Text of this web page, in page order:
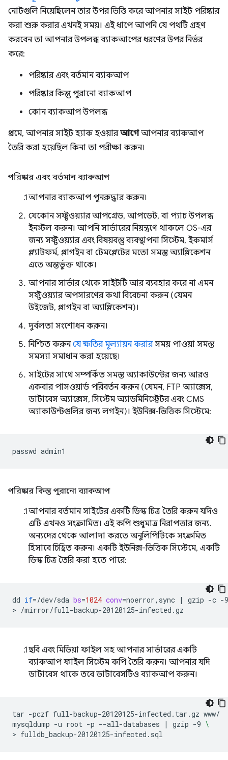
নোটগুলি নিয়েছিলেন তার উপর ভিত্তি করে আপনার সাইট পরিষ্কার
করা শুরু করার এখনই সময়। এই ধাপে আপনি যে পথটি গ্রহণ
করবেন তা আপনার উপলব্ধ ব্যাকআপের ধরণের উপর নির্ভর
করে:
পরিষ্কার এবং বর্তমান ব্যাকআপ
পরিষ্কার কিন্তু পুরানো ব্যাকআপ
কোন ব্যাকআপ উপলব্ধ
প্রথমে, আপনার সাইট হ্যাক হওয়ারআগেআপনার ব্যাকআপ
তৈরি করা হয়েছিল কিনা তা পরীক্ষা করুন।
পরিষ্কার এবং বর্তমান ব্যাকআপ
আপনার ব্যাকআপ পুনরুদ্ধার করুন।
যেকোন সফ্টওয়্যার আপগ্রেড, আপডেট, বা প্যাচ উপলব্ধ
ইনস্টল করুন। আপনি সার্ভারের নিয়ন্ত্রণে থাকলে OS-এর
জন্য সফ্টওয়্যার এবং বিষয়বস্তু ব্যবস্থাপনা সিস্টেম, ইকমার্স
প্ল্যাটফর্ম, প্লাগইন বা টেমপ্লেটের মতো সমস্ত অ্যাপ্লিকেশন
এতে অন্তর্ভুক্ত থাকে।
আপনার সার্ভার থেকে সাইটটি আর ব্যবহার করে না এমন
সফ্টওয়্যার অপসারণের কথা বিবেচনা করুন (যেমন
উইজেট, প্লাগইন বা অ্যাপ্লিকেশন)।
দুর্বলতা সংশোধন করুন।
নিশ্চিত করুনযে ক্ষতির মূল্যায়ন করারসময় পাওয়া সমস্ত
সমস্যা সমাধান করা হয়েছে।
সাইটের সাথে সম্পর্কিত সমস্ত অ্যাকাউন্টের জন্য আরও
একবার পাসওয়ার্ড পরিবর্তন করুন (যেমন, FTP অ্যাক্সেস,
ডাটাবেস অ্যাক্সেস, সিস্টেম অ্যাডমিনিস্ট্রেটর এবং CMS
অ্যাকাউন্টগুলির জন্য লগইন)। ইউনিক্স-ভিত্তিক সিস্টেমে:
passwd
পরিষ্কার কিন্তু পুরানো ব্যাকআপ
আপনার বর্তমান সাইটের একটি ডিস্ক চিত্র তৈরি করুন যদিও
এটি এখনও সংক্রামিত। এই কপি শুধুমাত্র নিরাপত্তার জন্য.
অন্যদের থেকে আলাদা করতে অনুলিপিটিকে সংক্রমিত
হিসাবে চিহ্নিত করুন। একটি ইউনিক্স-ভিত্তিক সিস্টেমে, একটি
ডিস্ক চিত্র তৈরি করা হতে পারে:
dd if=/dev/sda bs=1024 conv=noerror,sync | gzip -c -9
>
ছবি এবং মিডিয়া ফাইল সহ আপনার সার্ভারের একটি
ব্যাকআপ ফাইল সিস্টেম কপি তৈরি করুন। আপনার যদি
ডাটাবেস থাকে তবে ডাটাবেসটিও ব্যাকআপ করুন।
tar -pczf full-backup-20120125-infected.tar.gz www/
mysqldump -u root -p --all-databases | gzip -9 \
>